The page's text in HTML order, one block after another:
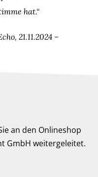
hat.“
21.11.2024 –
an den Onlineshop
GmbH weitergeleitet.